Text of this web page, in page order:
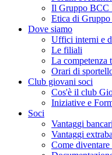
Il Gruppo BCC
Etica di
Dove siamo
Uffici interni e
Le filiali
La competenza
Orari di
Club giovani soci
Cos'è il club
Iniziative e
Soci
Vantaggi bancari
Vantaggi
Come diventare